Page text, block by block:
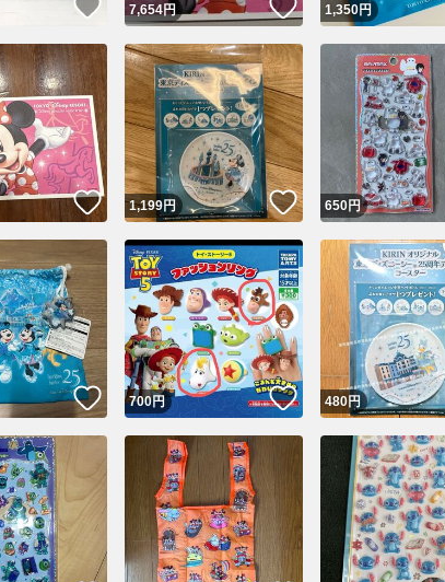
いいね！
7,654円 いいね！
1,350円
いいね！
1,199円 いいね！
650円
いいね！
700円 いいね！
480円
通知を設定する